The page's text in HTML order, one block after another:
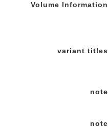
Volume Information
variant titles
note
note